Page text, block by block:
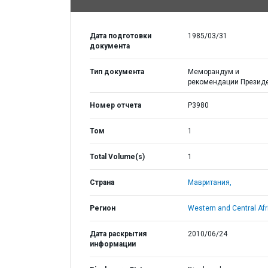
Дата подготовки
документа
1985/03/31
Тип документа
Меморандум и
рекомендации
Номер отчета P3980
Том 1
Total Volume(s) 1
Страна Мавритания,
Регион Western and Central
Дата раскрытия
информации
2010/06/24